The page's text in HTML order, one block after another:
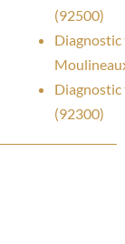
(92500)
(92300)